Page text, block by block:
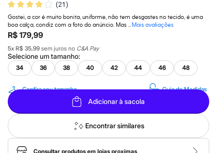
Até 40% off
Até 60% off
A partir de 60% off
Feminino
Em alta
Inverno
Alfaiataria
Novidades
Roupas
Blusas e Camisetas
Básicos
Calças
Casacos e Jaquetas
Jeans
Macacões
Saias
Shorts e Bermudas
(21)
Gostei, a cor é muito bonita, uniforme, não tem desgastes no tecido, é uma
boa calça, condiz com a foto do anúncio. Mas ...Mais avaliações
R$ 179,99
5x R$ 35,99 sem juros no C&A Pay
Selecione umtamanho:
34 36 38 40 42 44 46 48
Confira seu tamanho Guia de Medidas
Adicionar à sacola
Encontrar similares
Consultar produtos em lojas proximas